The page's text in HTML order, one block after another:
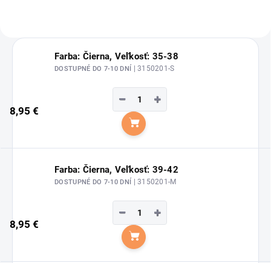
Farba: Čierna, Veľkosť: 35-38
DOSTUPNÉ DO 7-10 DNÍ | 3150201-S
8,95 €
+
−
Do košíka
Farba: Čierna, Veľkosť: 39-42
DOSTUPNÉ DO 7-10 DNÍ | 3150201-M
8,95 €
+
−
Do košíka